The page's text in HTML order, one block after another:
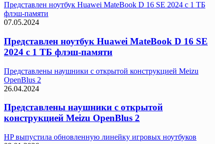
Представлен ноутбук Huawei MateBook D 16 SE 2024 с 1 ТБ
флэш-памяти
07.05.2024
Представлен ноутбук Huawei MateBook D 16 SE
2024 с 1 ТБ флэш-памяти
Представлены наушники с открытой конструкцией Meizu
OpenBlus 2
26.04.2024
Представлены наушники с открытой
конструкцией Meizu OpenBlus 2
HP выпустила обновленную линейку игровых ноутбуков